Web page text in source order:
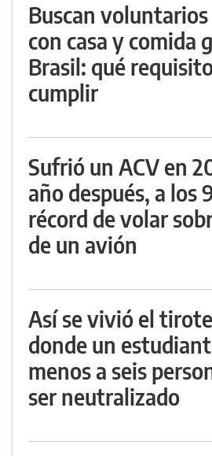
Buscan
con casa y comida
Brasil: qué
cumplir
Sufrió un ACV en
año después, a los
récord de volar
de un avión
Así se vivió el
donde un
menos a seis
ser neutralizado